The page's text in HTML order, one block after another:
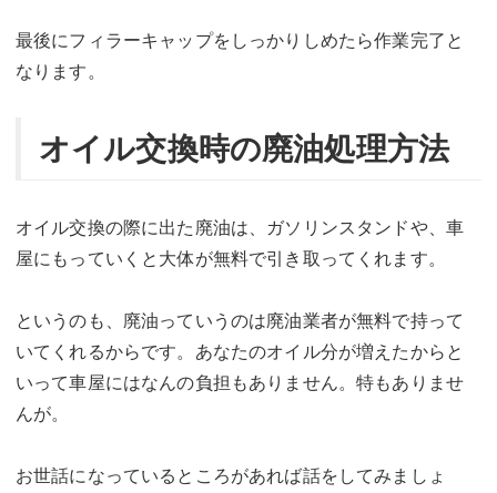
最後にフィラーキャップをしっかりしめたら作業完了と
なります。
オイル交換時の廃油処理方法
オイル交換の際に出た廃油は、ガソリンスタンドや、車
屋にもっていくと大体が無料で引き取ってくれます。
というのも、廃油っていうのは廃油業者が無料で持って
いてくれるからです。あなたのオイル分が増えたからと
いって車屋にはなんの負担もありません。特もありませ
んが。
お世話になっているところがあれば話をしてみましょ